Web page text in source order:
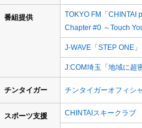
番組提供
TOKYO FM「
Chapter #0 ～Touch
J-WAVE「STEP ONE」
J:COM埼玉「地域に超
チンタイガー チンタイガーオフィシ
スポーツ支援 CHINTAIスキークラブ